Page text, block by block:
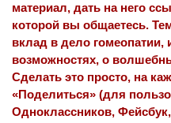
материал, дать на него
которой вы общаетесь.
вклад в дело
возможностях, о
Сделать это просто, на
«Поделиться» (для
Одноклассников,